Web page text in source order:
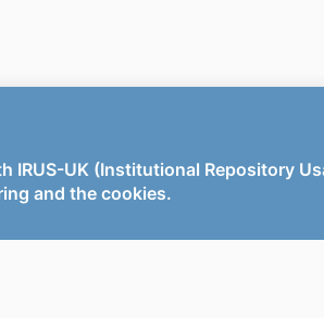
UK (Institutional Repository
and the cookies.